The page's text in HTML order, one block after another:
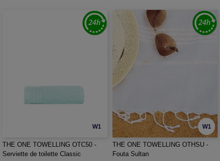
W1
THE ONE TOWELLING OTC50 -
Serviette de toilette Classic
W1
THE ONE TOWELLING OTHSU -
Fouta Sultan